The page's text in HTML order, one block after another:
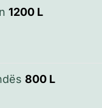
1200 L
800 L